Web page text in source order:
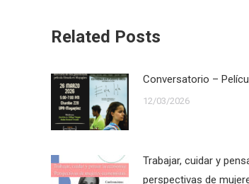
Related Posts
Conversatorio –
12/03/2026
Trabajar, cuidar y
perspectivas de